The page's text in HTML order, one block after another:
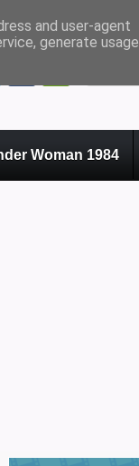
Woman 1984
and user-agent
generate usage